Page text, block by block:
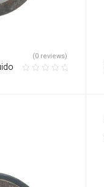
(0 reviews)